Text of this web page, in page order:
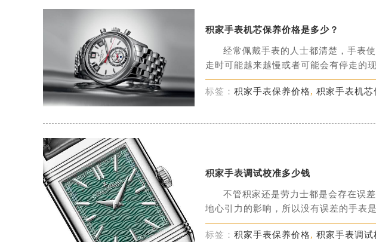
积家手表机芯保养价格是多少？
经常佩戴手表的人士都清楚，手表
走时可能越来越慢或者可能会有停走的
标签： 积家手表保养价格, 积家手表机芯
积家手表调试校准多少钱
不管积家还是劳力士都是会存在误
地心引力的影响，所以没有误差的手表
标签： 积家手表保养价格, 积家手表调试